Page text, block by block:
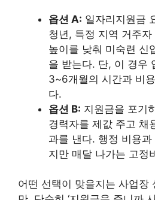
옵션 A: 일자리지원금
청년, 특정 지역 거주
높이를 낮춰 미숙련 신
을 받는다. 단, 이 경우
3~6개월의 시간과 비
다.
옵션 B: 지원금을 포기
경력자를 제값 주고 채
과를 낸다. 행정 비용
지만 매달 나가는 고정
어떤 선택이 맞을지는 사업장